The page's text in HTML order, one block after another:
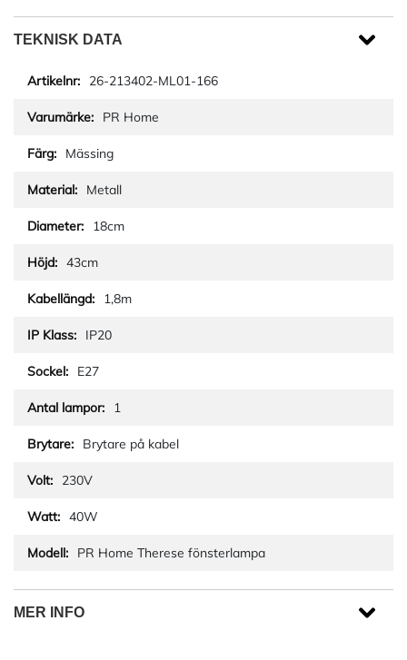
TEKNISK DATA
26-213402-ML01-166
PR Home
Mässing
Metall
18cm
43cm
1,8m
IP20
E27
1
Brytare på kabel
230V
40W
PR Home Therese fönsterlampa
MER INFO